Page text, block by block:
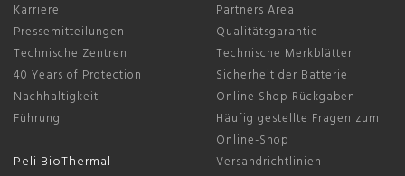
Karriere
Pressemitteilungen
Technische Zentren
40 Years of Protection
Nachhaltigkeit
Führung
Peli BioThermal
Partners Area
Qualitätsgarantie
Technische Merkblätter
Sicherheit der Batterie
Online Shop Rückgaben
Häufig gestellte Fragen zum
Online-Shop
Versandrichtlinien